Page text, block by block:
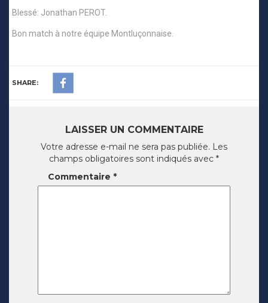
Blessé: Jonathan PEROT.
Bon match à notre équipe Montluçonnaise.
SHARE:
LAISSER UN COMMENTAIRE
Votre adresse e-mail ne sera pas publiée. Les
champs obligatoires sont indiqués avec *
Commentaire *